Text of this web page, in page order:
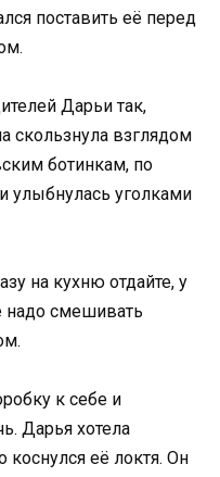
поставить её перед
Дарьи так,
скользнула взглядом
ботинкам, по
улыбнулась уголками
на кухню отдайте, у
надо смешивать
к себе и
Дарья хотела
коснулся её локтя. Он